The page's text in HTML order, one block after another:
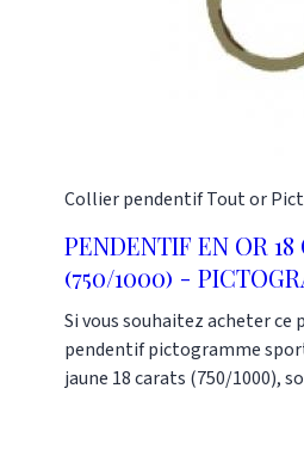
Collier pendentif Tout or
PENDENTIF EN OR 18
(750/1000) -
SPORTIF CYCLISME
Si vous souhaitez acheter ce
pendentif pictogramme
jaune 18 carats (750/1000),